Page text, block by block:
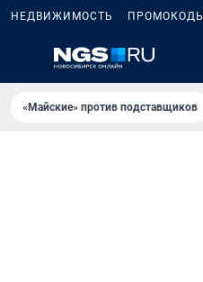
НЕДВИЖИМОСТЬ ПРОМОКОДЫ
«Майские» против подставщиков